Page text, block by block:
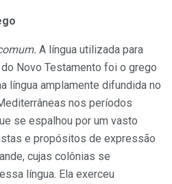
A língua utilizada para
Novo Testamento foi o grego
língua amplamente difundida no
nos períodos
se espalhou por um vasto
e propósitos de expressão
cujas colônias se
língua. Ela exerceu